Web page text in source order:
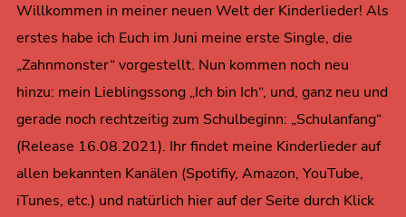
Willkommen in meiner neuen Welt der Kinderlieder! Als
erstes habe ich Euch im Juni meine erste Single, die
„Zahnmonster“ vorgestellt. Nun kommen noch neu
hinzu: mein Lieblingssong „Ich bin Ich“, und, ganz neu und
gerade noch rechtzeitig zum Schulbeginn: „Schulanfang“
(Release 16.08.2021). Ihr findet meine Kinderlieder auf
allen bekannten Kanälen (Spotifiy, Amazon, YouTube,
iTunes, etc.) und natürlich hier auf der Seite durch Klick